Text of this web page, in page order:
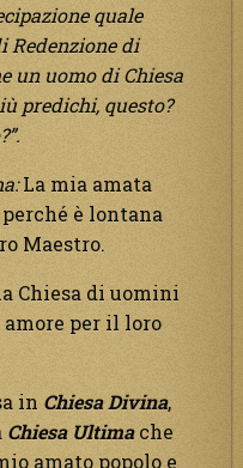
quale
Redenzione di
un uomo di Chiesa
predichi, questo?
La mia amata
è lontana
Maestro.
Chiesa di uomini
per il loro
in Chiesa Divina,
Chiesa Ultimache
amato popolo e